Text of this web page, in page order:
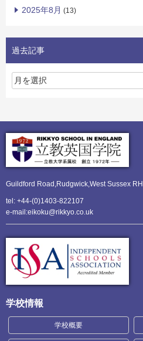
2025年8月 (13)
過去記事
Guildford Road,Rudgwick,West Sussex
tel: +44-(0)1403-822107
e-mail:eikoku@rikkyo.co.uk
学校情報
学校概要